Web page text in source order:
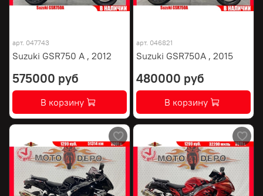
арт. 047743
Suzuki GSR750 A , 2012
575000 руб
В корзину
арт. 046821
Suzuki GSR750A , 2015
480000 руб
В корзину